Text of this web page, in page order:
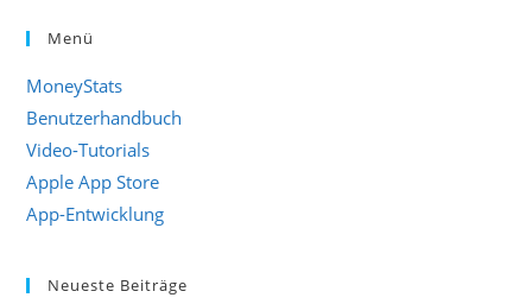
Menü
MoneyStats
Benutzerhandbuch
Video-Tutorials
Apple App Store
App-Entwicklung
Neueste Beiträge